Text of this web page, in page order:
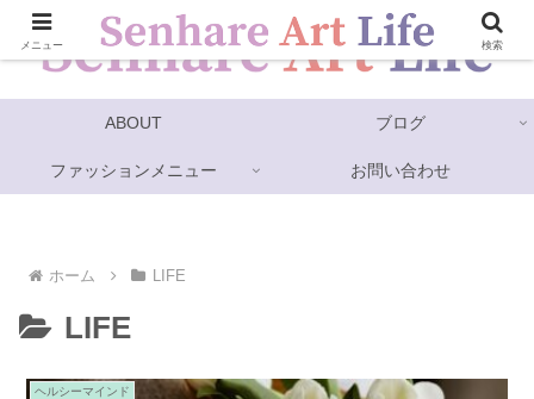
ABOUT ブログ
ファッションメニュー お問い合わせ
ホーム LIFE
LIFE
ヘルシーマインド
メニュー 検索